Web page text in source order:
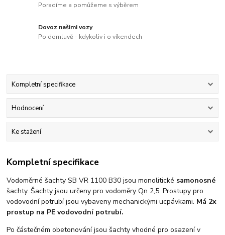
Poradíme a pomůžeme s výběrem
Dovoz našimi vozy
Po domluvě - kdykoliv i o víkendech
Kompletní specifikace
Hodnocení
Ke stažení
Kompletní specifikace
Vodoměrné šachty SB VR 1100 B30 jsou monolitické samonosné
šachty. Šachty jsou určeny pro vodoměry Qn 2,5. Prostupy pro
vodovodní potrubí jsou vybaveny mechanickými ucpávkami. Má 2x
prostup na PE vodovodní potrubí.
Po částečném obetonování jsou šachty vhodné pro osazení v